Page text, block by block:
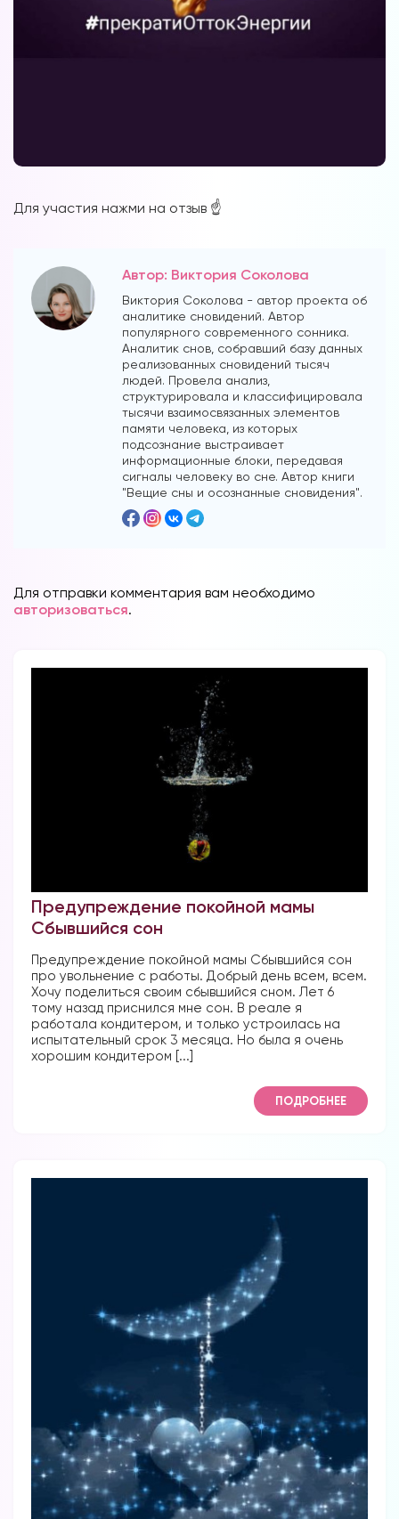
Для участия нажми на отзыв ☝️
Автор: Виктория Соколова
Виктория Соколова - автор проекта об
аналитике сновидений. Автор
популярного современного сонника.
Аналитик снов, собравший базу данных
реализованных сновидений тысяч
людей. Провела анализ,
структурировала и классифицировала
тысячи взаимосвязанных элементов
памяти человека, из которых
подсознание выстраивает
информационные блоки, передавая
сигналы человеку во сне. Автор книги
"Вещие сны и осознанные сновидения".
Для отправки комментария вам необходимо
авторизоваться.
Предупреждение покойной мамы
Сбывшийся сон
Предупреждение покойной мамы Сбывшийся сон
про увольнение с работы. Добрый день всем, всем.
Хочу поделиться своим сбывшийся сном. Лет 6
тому назад приснился мне сон. В реале я
работала кондитером, и только устроилась на
испытательный срок 3 месяца. Но была я очень
хорошим кондитером [...]
ПОДРОБНЕЕ